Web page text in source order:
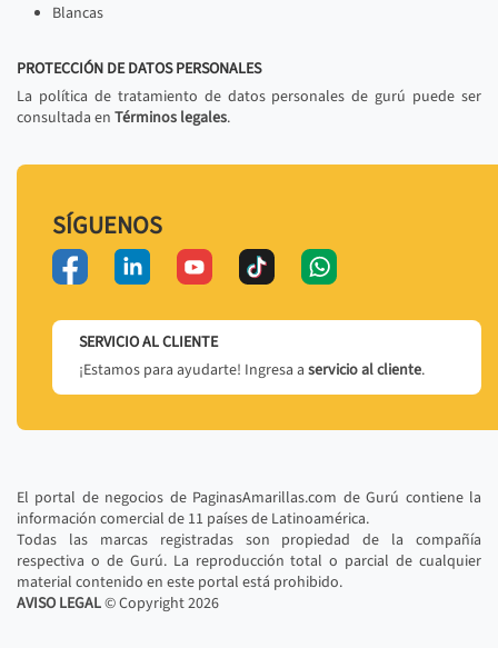
Blancas
PROTECCIÓN DE DATOS PERSONALES
La política de tratamiento de datos personales de gurú puede ser
consultada en Términos legales.
SÍGUENOS
SERVICIO AL CLIENTE
¡Estamos para ayudarte! Ingresa a servicio al cliente.
El portal de negocios de PaginasAmarillas.com de Gurú contiene la
información comercial de 11 países de Latinoamérica.
Todas las marcas registradas son propiedad de la compañía
respectiva o de Gurú. La reproducción total o parcial de cualquier
material contenido en este portal está prohibido.
AVISO LEGAL© Copyright2026